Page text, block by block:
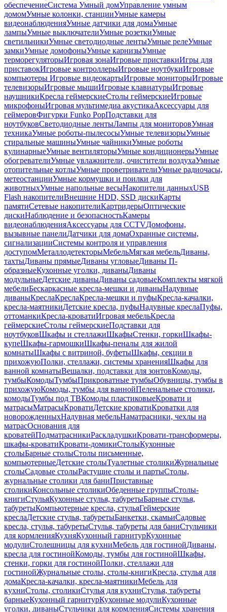
обеспечениеСистема Умный домУправление умным
домомУмные колонки, станцииУмные камеры
видеонаблюденияУмные датчики для домаУмные
лампыУмные выключателиУмные розеткиУмные
светильникиУмные светодиодные лентыУмные релеУмные
замкиУмные домофоныУмные карнизыУмные
терморегуляторыИгровая зонаИгровые приставкиИгры для
приставокИгровые контроллерыИгровые ноутбукиИгровые
компьютеры Игровые видеокартыИгровые мониторыИгровые
телевизорыИгровые мышиИгровые клавиатурыИгровые
наушникиКресла геймерскиеСтолы геймерскиеИгровые
микрофоныИгровая мультимедиа акустикаАксессуары для
геймеровФигурки Funko PopПодставки для
ноутбуковСветодиодные лентыЛампы для мониторовУмная
техникаУмные роботы-пылесосыУмные телевизорыУмные
стиральные машиныУмные чайникиУмные роботы
кулинарныеУмные вентиляторыУмные кондиционерыУмные
обогревателиУмные увлажнители, очистители воздухаУмные
отопительные котлыУмные проветривателиУмные радиочасы,
метеостанцииУмные кормушки и поилки для
животныхУмные напольные весыНакопители данныхUSB
Flash накопителиВнешние HDD, SSD дискиКарты
памятиСетевые накопителиКартридерыОптические
дискиНаблюдение и безопасностьКамеры
видеонаблюденияАксессуары для CCTVДомофоны,
вызывные панелиДатчики для домаОхранные системы,
сигнализацииСистемы контроля и управления
доступомМеталлодетекторыМебельМягкая мебельДиваны,
тахтыДиваны прямыеДиваны угловыеДиваны П-
образныеКухонные уголки, диваныДиваны
модульныеДетские диваныДиваны садовыеКомплекты мягкой
мебелиБескаркасные кресла-мешки и диваныНадувные
диваныКреслаКреслаКресла-мешки и пуфыКресла-качалки,
кресла-маятникиДетские кресла, пуфыНадувные креслаПуфы,
оттоманкиКресла-кроватиИгровая мебельКресла
геймерскиеСтолы геймерскиеПодставки для
ноутбуковШкафы и стеллажиШкафыСтенки, горкиШкафы-
купеШкафы-гармошкиШкафы-пеналы для жилой
комнатыШкафы с витриной, буфетыШкафы, секции в
прихожуюПолки, стеллажи, системы храненияШкафы для
ванной комнатыВешалки, подставки для зонтовКомоды,
тумбыКомодыТумбыПрикроватные тумбыОбувницы, тумбы в
прихожуюКомоды, тумбы для ваннойПеленальные столики,
комодыТумбы под ТВКомоды пластиковыеКровати и
матрасыМатрасыКроватиДетские кроватиКроватки для
новорожденныхНадувная мебельНаматрасники, чехлы на
матрасОснования для
кроватейПодматрасникиРаскладушкиКровати-трансформеры,
шкафы-кроватиКровати-домикиСтолыКухонные
столыБарные столыСтолы письменные,
компьютерныеДетские столыТуалетные столикиЖурнальные
столыСадовые столыРастущие столы и партыСтолы,
журнальные столики для баниПриставные
столикиКонсольные столикиОбеденные группыСтолы-
книгиСтульяКухонные стулья, табуретыБарные стулья,
табуретыКомпьютерные кресла, стульяГеймерские
креслаДетские стулья, табуретыБанкетки, скамьиСадовые
кресла, стулья, табуретыСтулья, табуреты для баниСтульчики
для кормленияКухняКухонный гарнитурКухонные
модулиСтолешницы для кухниМебель для гостинойДиваны,
кресла для гостинойКомоды, тумбы для гостинойШкафы,
стенки, горки для гостинойПолки, стеллажи для
гостинойЖурнальные столы, столы-книгиКресла, стулья для
домаКресла-качалки, кресла-маятникиМебель для
кухниСтолы, столикиСтулья для кухниСтулья, табуреты
барныеКухонный гарнитурКухонные модулиКухонные
уголки, диваныСтульчики для кормленияСистемы хранения